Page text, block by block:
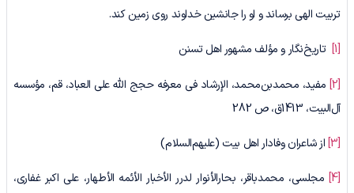
تربیت الهی برساند و او را جانشین خداوند روی زمین کند.
[1] تاریخ‌نگار و مؤلف مشهور اهل تسنن
[2]
مفید، محمدبن‌محمد، الإرشاد فی معرفه حجج الله علی العباد، قم، مؤسسه
آل‌البیت، 1413ق، ص 282
[3] از شاعران وفادار اهل بیت (علیهم‌السلام)
[4] مجلسی، محمدباقر، بحارالأنوار لدرر الأخبار الأئمه الأطهار، علی اکبر غفاری،